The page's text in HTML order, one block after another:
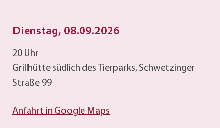
Dienstag, 08.09.2026
20 Uhr
Grillhütte südlich des Tierparks, Schwetzinger
Straße 99
Anfahrt in Google Maps